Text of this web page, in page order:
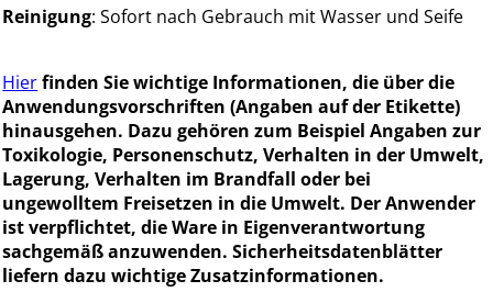
Reinigung: Sofort nach Gebrauch mit Wasser und Seife
Hierfinden Sie wichtige Informationen, die über die
Anwendungsvorschriften (Angaben auf der Etikette)
hinausgehen. Dazu gehören zum Beispiel Angaben zur
Toxikologie, Personenschutz, Verhalten in der Umwelt,
Lagerung, Verhalten im Brandfall oder bei
ungewolltem Freisetzen in die Umwelt. Der Anwender
ist verpflichtet, die Ware in Eigenverantwortung
sachgemäß anzuwenden. Sicherheitsdatenblätter
liefern dazu wichtige Zusatzinformationen.